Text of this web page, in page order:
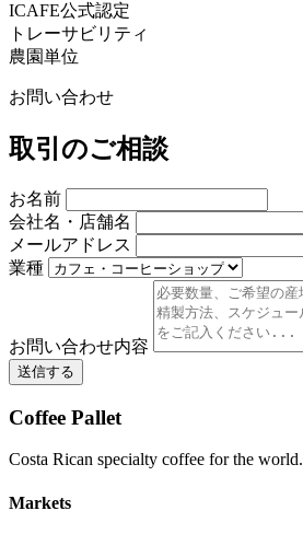
ICAFE公式認定
トレーサビリティ
農園単位
お問い合わせ
取引のご相談
お名前
会社名・店舗名
メールアドレス
業種
お問い合わせ内容
送信する
Coffee Pallet
Costa Rican specialty coffee for the world.
Markets